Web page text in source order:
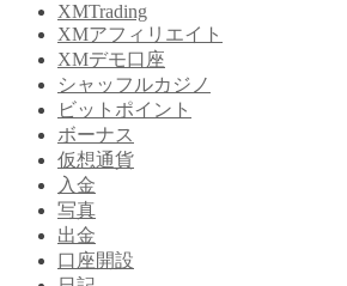
XMTrading
XMアフィリエイト
XMデモ口座
シャッフルカジノ
ビットポイント
ボーナス
仮想通貨
入金
写真
出金
口座開設